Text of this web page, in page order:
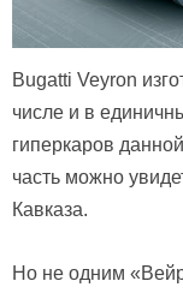
Bugatti Veyron
числе и в
гиперкаров
часть можно
Кавказа.
Но не одним